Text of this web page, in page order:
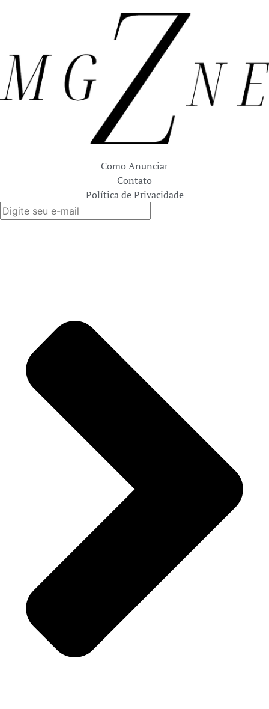
Como Anunciar
Contato
Política de Privacidade